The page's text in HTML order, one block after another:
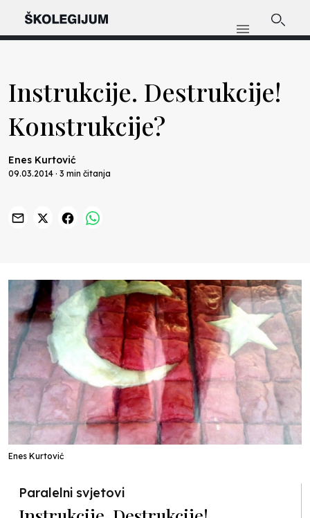
Instrukcije. Destrukcije!
Konstrukcije?
Enes Kurtović
09.03.2014 · 3 min čitanja
Enes Kurtović
Paralelni svjetovi